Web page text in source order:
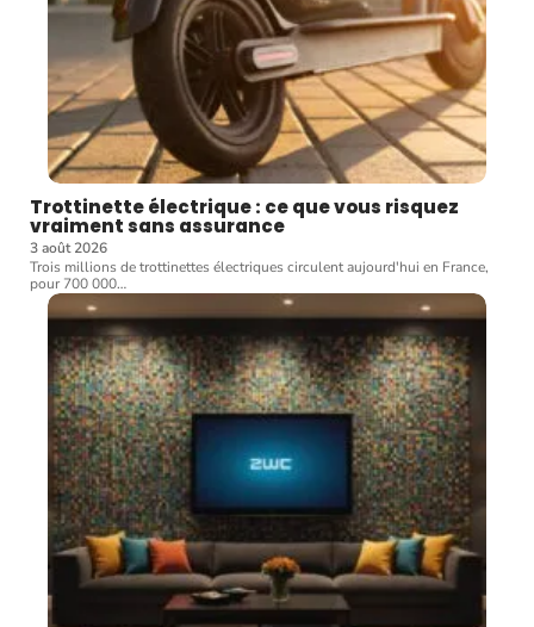
Trottinette électrique : ce que vous risquez
vraiment sans assurance
3 août 2026
Trois millions de trottinettes électriques circulent aujourd'hui en France,
pour 700 000…